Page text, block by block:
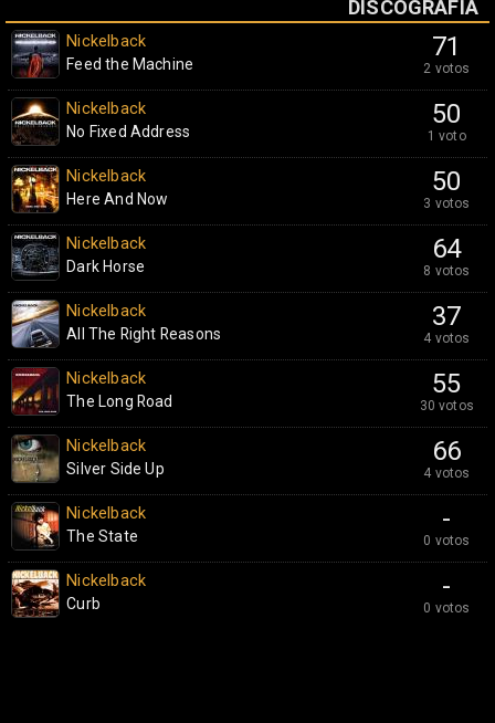
DISCOGRAFÍA
71
2 votos
Nickelback
Feed the Machine
50
1 voto
Nickelback
No Fixed Address
50
3 votos
Nickelback
Here And Now
64
8 votos
Nickelback
Dark Horse
37
4 votos
Nickelback
All The Right Reasons
55
30 votos
Nickelback
The Long Road
66
4 votos
Nickelback
Silver Side Up
-
0 votos
Nickelback
The State
-
0 votos
Nickelback
Curb